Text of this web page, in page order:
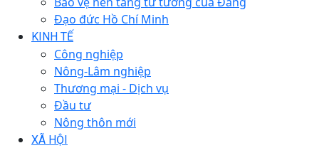
Đạo đức Hồ Chí Minh
KINH TẾ
Công nghiệp
Nông-Lâm nghiệp
Thương mại - Dịch vụ
Đầu tư
Nông thôn mới
XÃ HỘI